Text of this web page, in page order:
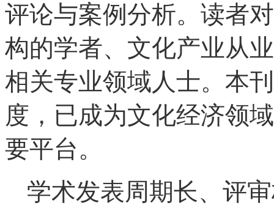
评论与案例分析。读者
构的学者、文化产业从
相关专业领域人士。本
度，已成为文化经济领
要平台。
学术发表周期长、评